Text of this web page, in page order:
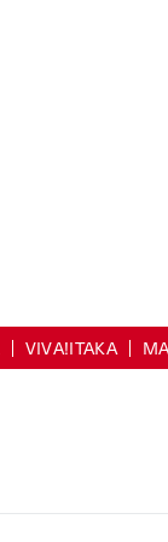
VIVA!ITAKA